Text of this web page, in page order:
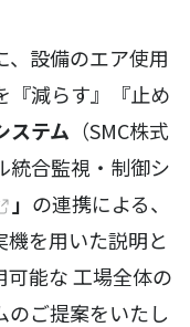
、設備のエア使用
『減らす』『止め
ステム （SMC株式
統合監視・制御シ
」 の連携による、
を用いた説明と
能な 工場全体の
のご提案をいたし